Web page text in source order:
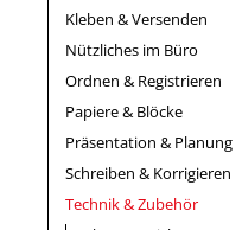
Kleben & Versenden
Nützliches im Büro
Ordnen & Registrieren
Papiere & Blöcke
Präsentation & Planung
Schreiben & Korrigieren
Technik & Zubehör